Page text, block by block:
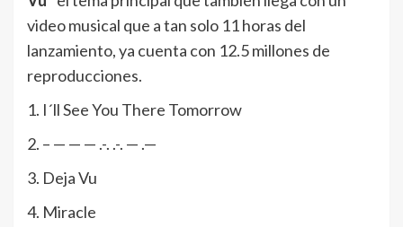
video musical que a tan solo 11 horas del
lanzamiento, ya cuenta con 12.5 millones de
reproducciones.
1. I´ll See You There Tomorrow
2. – — — — .-. .-. — .—
3. Deja Vu
4. Miracle